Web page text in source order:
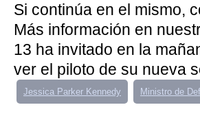
Si continúa en el mismo,
Más información en
13 ha invitado en la
ver el piloto de su nueva
Jessica Parker Kennedy Ministro de